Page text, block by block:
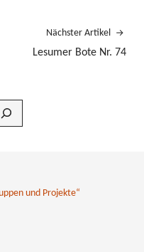
Nächster Artikel
Lesumer Bote Nr. 74
und Projekte“